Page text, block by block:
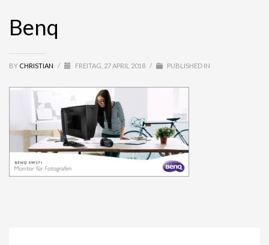
Benq
BY CHRISTIAN / FREITAG, 27 APRIL 2018 / PUBLISHED IN